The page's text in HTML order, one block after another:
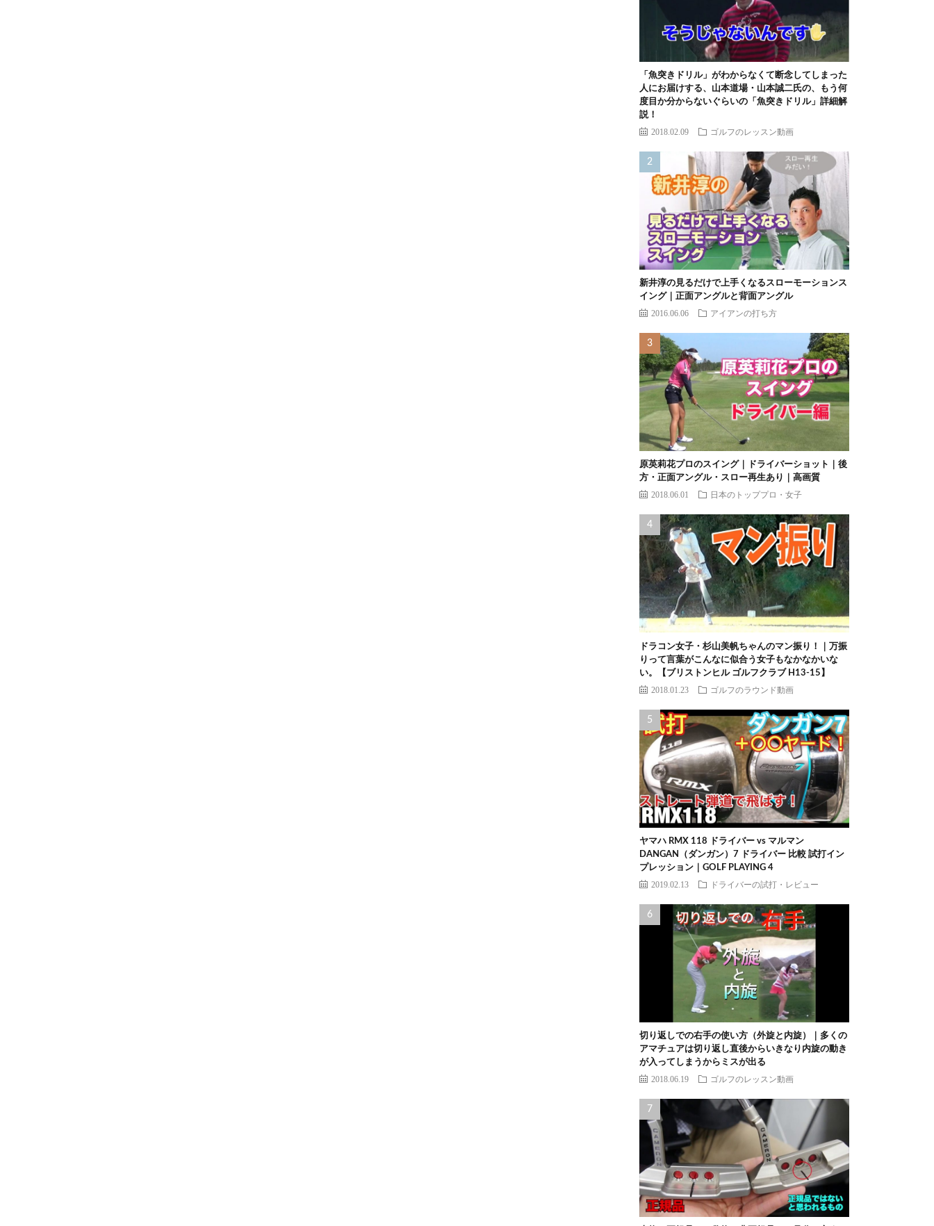
「魚突きドリル」がわからなくて断念してしまった
人にお届けする、山本道場・山本誠二氏の、もう何
度目か分からないぐらいの「魚突きドリル」詳細解
説！
2018.02.09 ゴルフのレッスン動画
新井淳の見るだけで上手くなるスローモーションス
イング｜正面アングルと背面アングル
2016.06.06 アイアンの打ち方
原英莉花プロのスイング｜ドライバーショット｜後
方・正面アングル・スロー再生あり｜高画質
2018.06.01 日本のトッププロ・女子
ドラコン女子・杉山美帆ちゃんのマン振り！｜万振
りって言葉がこんなに似合う女子もなかなかいな
い。【ブリストンヒル ゴルフクラブ H13-15】
2018.01.23 ゴルフのラウンド動画
ヤマハ RMX 118 ドライバー vs マルマン
DANGAN（ダンガン）7 ドライバー 比較 試打イン
プレッション｜GOLF PLAYING 4
2019.02.13 ドライバーの試打・レビュー
切り返しでの右手の使い方（外旋と内旋）｜多くの
アマチュアは切り返し直後からいきなり内旋の動き
が入ってしまうからミスが出る
2018.06.19 ゴルフのレッスン動画